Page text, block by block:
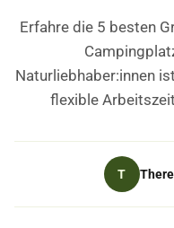
Erfahre die 5 besten
Naturliebhaber:innen
flexible
T